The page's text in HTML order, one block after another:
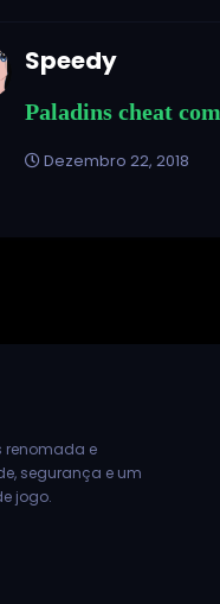
Speedy
Paladins cheat
Dezembro 22, 2018
renomada e
segurança e um
jogo.